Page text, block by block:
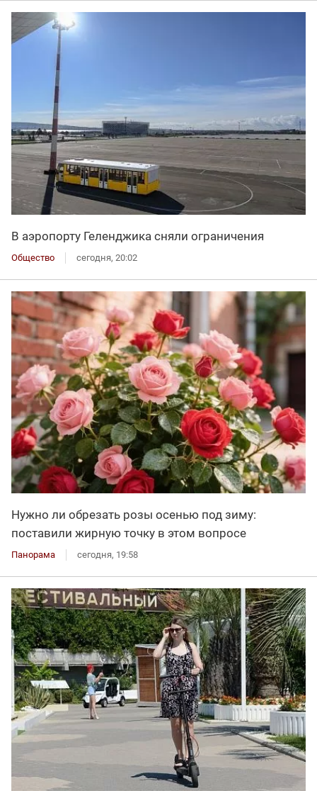
В аэропорту Геленджика сняли ограничения
Общество сегодня, 20:02
Нужно ли обрезать розы осенью под зиму:
поставили жирную точку в этом вопросе
Панорама сегодня, 19:58